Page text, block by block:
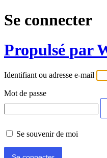
Se connecter
Propulsé par
Identifiant ou adresse e-mail
Mot de passe
Se souvenir de moi